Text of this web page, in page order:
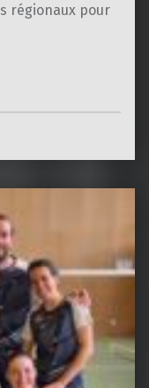
régionaux pour